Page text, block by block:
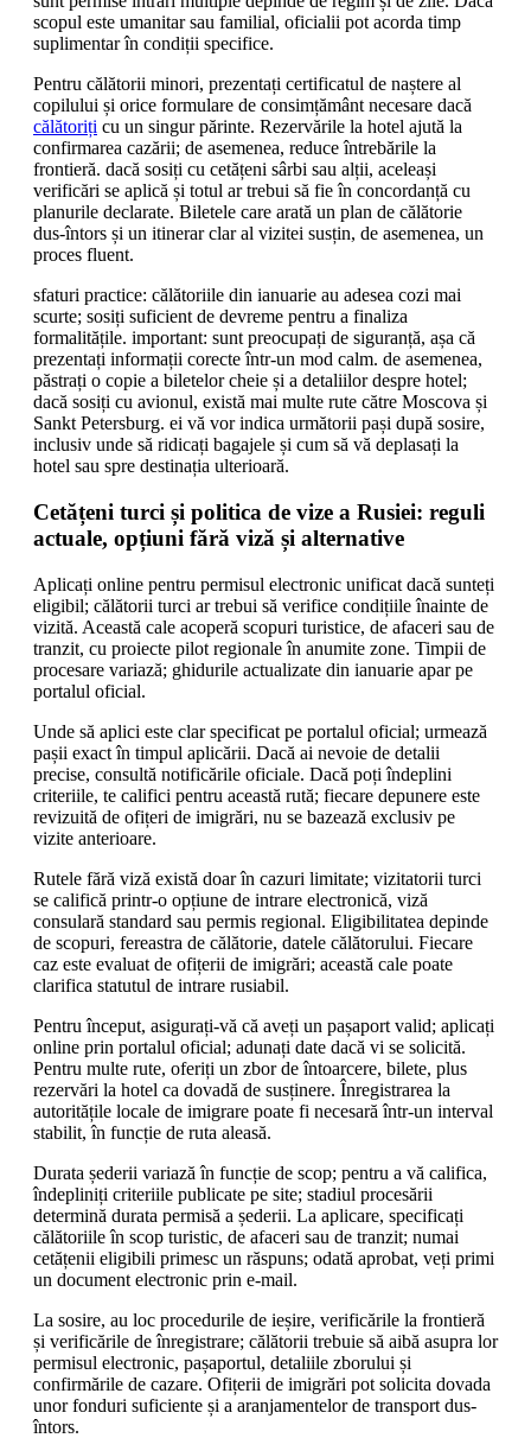
scopul este umanitar sau familial, oficialii pot acorda timp
suplimentar în condiții specifice.
Pentru călătorii minori, prezentați certificatul de naștere al
copilului și orice formulare de consimțământ necesare dacă
călătoriți cu un singur părinte. Rezervările la hotel ajută la
confirmarea cazării; de asemenea, reduce întrebările la
frontieră. dacă sosiți cu cetățeni sârbi sau alții, aceleași
verificări se aplică și totul ar trebui să fie în concordanță cu
planurile declarate. Biletele care arată un plan de călătorie
dus-întors și un itinerar clar al vizitei susțin, de asemenea, un
proces fluent.
sfaturi practice: călătoriile din ianuarie au adesea cozi mai
scurte; sosiți suficient de devreme pentru a finaliza
formalitățile. important: sunt preocupați de siguranță, așa că
prezentați informații corecte într-un mod calm. de asemenea,
păstrați o copie a biletelor cheie și a detaliilor despre hotel;
dacă sosiți cu avionul, există mai multe rute către Moscova și
Sankt Petersburg. ei vă vor indica următorii pași după sosire,
inclusiv unde să ridicați bagajele și cum să vă deplasați la
hotel sau spre destinația ulterioară.
Cetățeni turci și politica de vize a Rusiei: reguli
actuale, opțiuni fără viză și alternative
Aplicați online pentru permisul electronic unificat dacă sunteți
eligibil; călătorii turci ar trebui să verifice condițiile înainte de
vizită. Această cale acoperă scopuri turistice, de afaceri sau de
tranzit, cu proiecte pilot regionale în anumite zone. Timpii de
procesare variază; ghidurile actualizate din ianuarie apar pe
portalul oficial.
Unde să aplici este clar specificat pe portalul oficial; urmează
pașii exact în timpul aplicării. Dacă ai nevoie de detalii
precise, consultă notificările oficiale. Dacă poți îndeplini
criteriile, te califici pentru această rută; fiecare depunere este
revizuită de ofițeri de imigrări, nu se bazează exclusiv pe
vizite anterioare.
Rutele fără viză există doar în cazuri limitate; vizitatorii turci
se califică printr-o opțiune de intrare electronică, viză
consulară standard sau permis regional. Eligibilitatea depinde
de scopuri, fereastra de călătorie, datele călătorului. Fiecare
caz este evaluat de ofițerii de imigrări; această cale poate
clarifica statutul de intrare rusiabil.
Pentru început, asigurați-vă că aveți un pașaport valid; aplicați
online prin portalul oficial; adunați date dacă vi se solicită.
Pentru multe rute, oferiți un zbor de întoarcere, bilete, plus
rezervări la hotel ca dovadă de susținere. Înregistrarea la
autoritățile locale de imigrare poate fi necesară într-un interval
stabilit, în funcție de ruta aleasă.
Durata șederii variază în funcție de scop; pentru a vă califica,
îndepliniți criteriile publicate pe site; stadiul procesării
determină durata permisă a șederii. La aplicare, specificați
călătoriile în scop turistic, de afaceri sau de tranzit; numai
cetățenii eligibili primesc un răspuns; odată aprobat, veți primi
un document electronic prin e-mail.
La sosire, au loc procedurile de ieșire, verificările la frontieră
și verificările de înregistrare; călătorii trebuie să aibă asupra lor
permisul electronic, pașaportul, detaliile zborului și
confirmările de cazare. Ofițerii de imigrări pot solicita dovada
unor fonduri suficiente și a aranjamentelor de transport dus-
întors.